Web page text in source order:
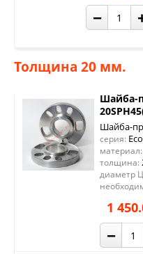
−
Толщина 20 мм.
Шайба-
Шайба-
серия:
материал:
толщина:
диаметр
1
−